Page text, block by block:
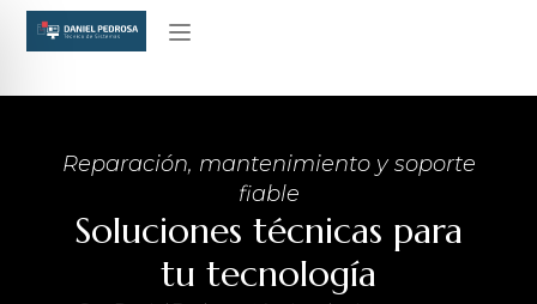
Reparación, mantenimiento y soporte
fiable
Soluciones técnicas para
tu tecnología